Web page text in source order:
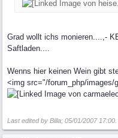
Grad wollt ichs monieren....,-
Saftladen....
Wenns hier keinen Wein gibt
<img src="/forum_php/
Last edited by Billa; 05/01/2007 17:00